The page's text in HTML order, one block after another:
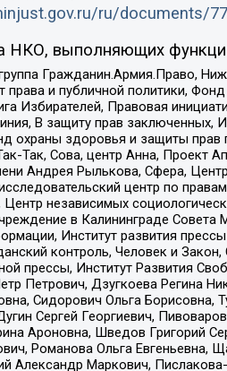
ru/documents/
НКО, выполняющих
Гражданин.Армия.Право,
права и публичной политики,
Избирателей, Правовая
В защиту прав заключенных,
охраны здоровья и защиты
Так, Сова, центр Анна, Проект
Андрея Рылькова, Сфера,
центр по
Центр независимых
в Калининграде
Институт развития
контроль, Человек и
прессы, Институт Развития
Петрович, Дзугкоева Регина
Сидорович Ольга Борисовна,
Сергей Георгиевич,
Ароновна, Шведов Григорий
Романова Ольга Евгеньевна,
Александр Маркович,